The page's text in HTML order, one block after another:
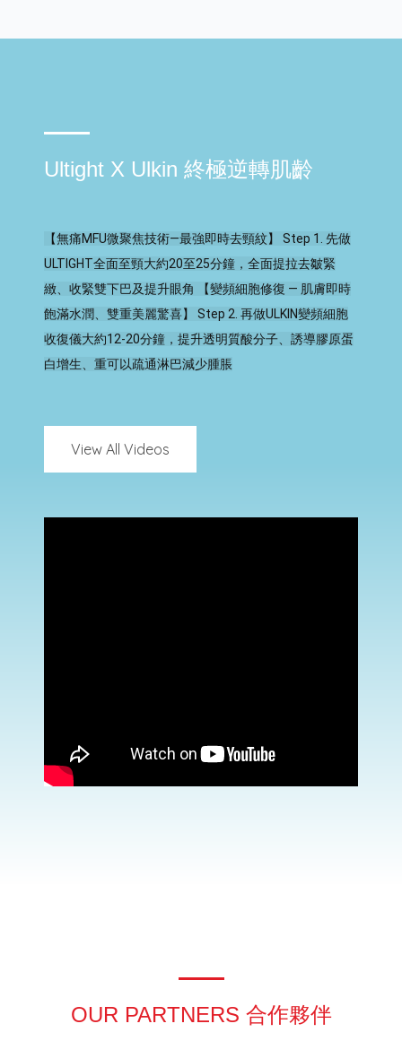
Ultight X Ulkin 終極逆轉肌齡
【無痛MFU微聚焦技術—最強即時去頸紋】 Step 1. 先做
ULTIGHT全面至頸大約20至25分鐘，全面提拉去皺緊
緻、收緊雙下巴及提升眼角 【變頻細胞修復 — 肌膚即時
飽滿水潤、雙重美麗驚喜】 Step 2. 再做ULKIN變頻細胞
收復儀大約12-20分鐘，提升透明質酸分子、誘導膠原蛋
白增生、重可以疏通淋巴減少腫脹
View All Videos
OUR PARTNERS 合作夥伴